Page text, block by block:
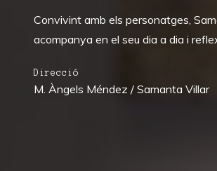
Convivint amb els personatges,
acompanya en el seu dia a dia i
Direcció
M. Àngels Méndez / Samanta Villar